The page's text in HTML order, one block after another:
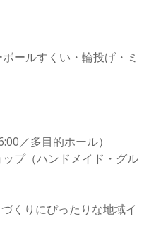
ールすくい・輪投げ・ミ
／多目的ホール）
プ（ハンドメイド・グル
くりにぴったりな地域イ